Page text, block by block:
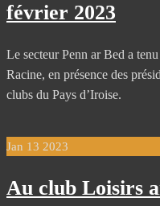
février 2023
Le secteur Penn ar Bed a
Racine, en présence des
clubs du Pays d’Iroise.
Jan 13 2023
Au club Loisirs